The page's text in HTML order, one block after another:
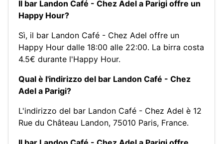
Il bar Landon Café - Chez Adel a Parigi offre un
Happy Hour?
Sì, il bar Landon Café - Chez Adel offre un
Happy Hour dalle 18:00 alle 22:00. La birra costa
4.5€ durante l'Happy Hour.
Qual è l'indirizzo del bar Landon Café - Chez
Adel a Parigi?
L'indirizzo del bar Landon Café - Chez Adel è 12
Rue du Château Landon, 75010 Paris, France.